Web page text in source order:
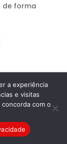
de forma
a experiência
e visitas
concorda com o